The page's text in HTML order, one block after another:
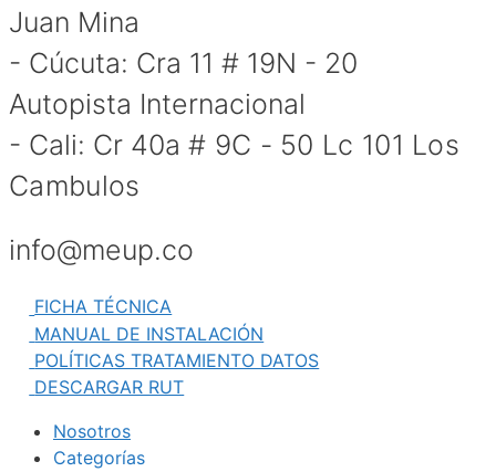
Juan Mina
- Cúcuta: Cra 11 # 19N - 20
Autopista Internacional
- Cali: Cr 40a # 9C - 50 Lc 101 Los
Cambulos
info@meup.co
FICHA TÉCNICA
MANUAL DE INSTALACIÓN
POLÍTICAS TRATAMIENTO DATOS
DESCARGAR RUT
Nosotros
Categorías